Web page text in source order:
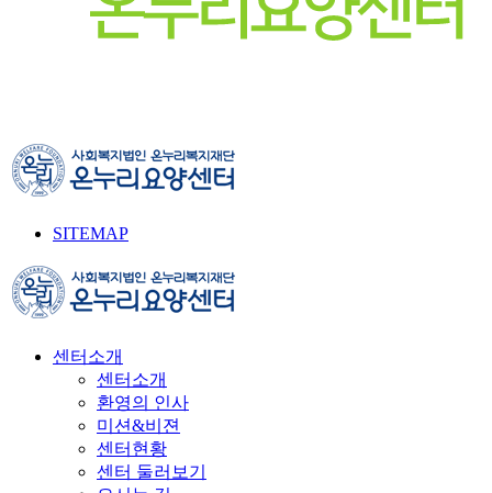
SITEMAP
센터소개
센터소개
환영의 인사
미션&비젼
센터현황
센터 둘러보기